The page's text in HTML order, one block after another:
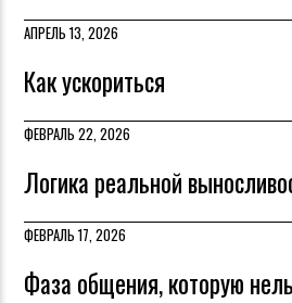
АПРЕЛЬ 13, 2026
Как ускориться
ФЕВРАЛЬ 22, 2026
Логика реальной
ФЕВРАЛЬ 17, 2026
Фаза общения, которую